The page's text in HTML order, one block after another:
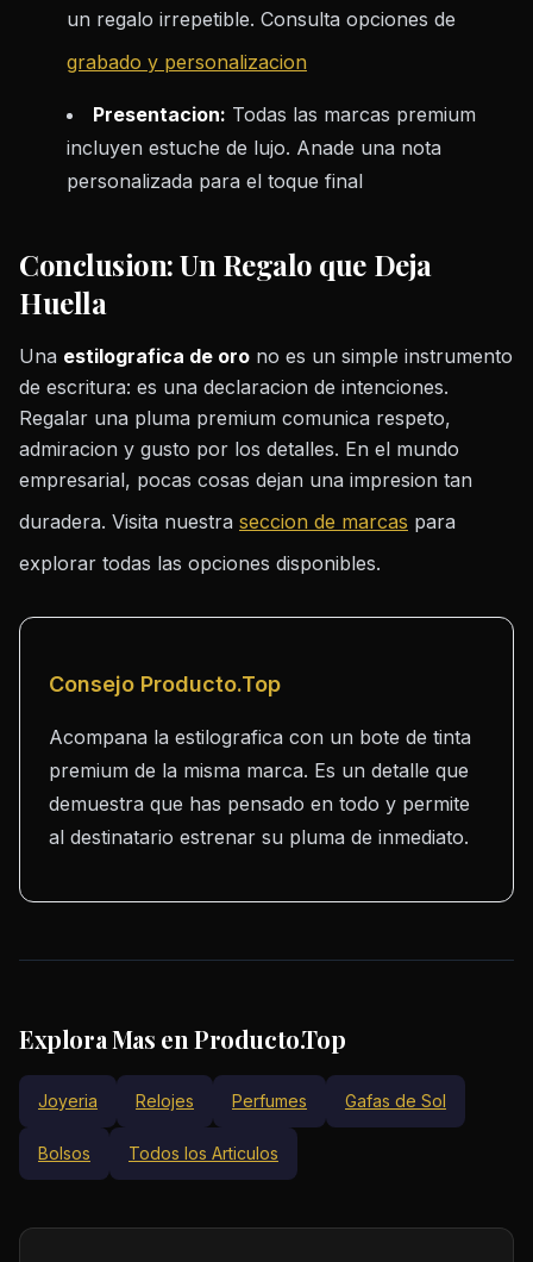
un regalo irrepetible. Consulta opciones de
grabado y personalizacion
Presentacion: Todas las marcas premium
incluyen estuche de lujo. Anade una nota
personalizada para el toque final
Conclusion: Un Regalo que Deja
Huella
Una estilografica de oro no es un simple instrumento
de escritura: es una declaracion de intenciones.
Regalar una pluma premium comunica respeto,
admiracion y gusto por los detalles. En el mundo
empresarial, pocas cosas dejan una impresion tan
duradera. Visita nuestra seccion de marcas para
explorar todas las opciones disponibles.
Consejo Producto.Top
Acompana la estilografica con un bote de tinta
premium de la misma marca. Es un detalle que
demuestra que has pensado en todo y permite
al destinatario estrenar su pluma de inmediato.
Explora Mas en Producto.Top
Joyeria Relojes Perfumes Gafas de Sol
Bolsos Todos los Articulos